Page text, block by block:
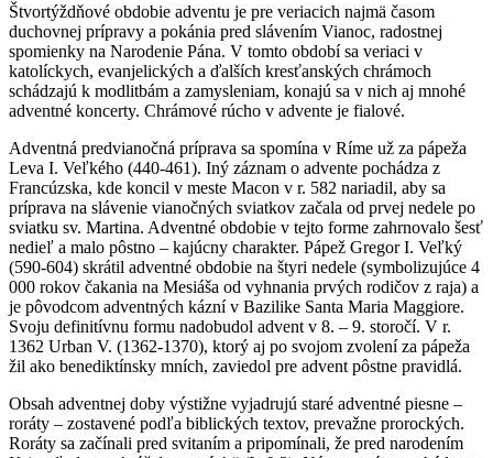
Štvortýždňové obdobie adventu je pre veriacich najmä časom
duchovnej prípravy a pokánia pred slávením Vianoc, radostnej
spomienky na Narodenie Pána. V tomto období sa veriaci v
katolíckych, evanjelických a ďalších kresťanských chrámoch
schádzajú k modlitbám a zamysleniam, konajú sa v nich aj mnohé
adventné koncerty. Chrámové rúcho v advente je fialové.
Adventná predvianočná príprava sa spomína v Ríme už za pápeža
Leva I. Veľkého (440-461). Iný záznam o advente pochádza z
Francúzska, kde koncil v meste Macon v r. 582 nariadil, aby sa
príprava na slávenie vianočných sviatkov začala od prvej nedele po
sviatku sv. Martina. Adventné obdobie v tejto forme zahrnovalo šesť
nedieľ a malo pôstno – kajúcny charakter. Pápež Gregor I. Veľký
(590-604) skrátil adventné obdobie na štyri nedele (symbolizujúce 4
000 rokov čakania na Mesiáša od vyhnania prvých rodičov z raja) a
je pôvodcom adventných kázní v Bazilike Santa Maria Maggiore.
Svoju definitívnu formu nadobudol advent v 8. – 9. storočí. V r.
1362 Urban V. (1362-1370), ktorý aj po svojom zvolení za pápeža
žil ako benediktínsky mních, zaviedol pre advent pôstne pravidlá.
Obsah adventnej doby výstižne vyjadrujú staré adventné piesne –
roráty – zostavené podľa biblických textov, prevažne prorockých.
Roráty sa začínali pred svitaním a pripomínali, že pred narodením